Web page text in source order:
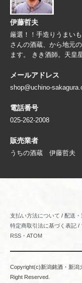
伊藤哲夫
厳選！！手造りうまい
さんの酒蔵、から地元
ます。 きき酒師。天皇
メールアドレス
shop@uchino-
電話番号
025-262-2008
販売業者
うちの酒蔵 伊藤哲夫
支払い方法について / 配送・
特定商取引法に基づく表記 /
RSS ・ ATOM
Copyright(c)新潟銘酒・新潟
Right Reserved.